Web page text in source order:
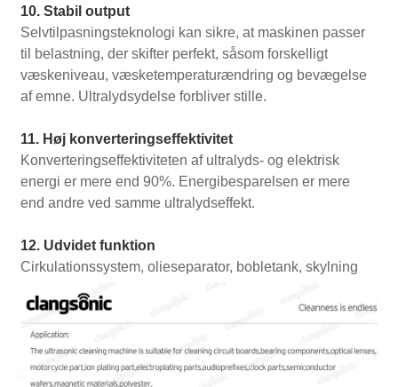
10. Stabil output
Selvtilpasningsteknologi kan sikre, at maskinen passer
til belastning, der skifter perfekt, såsom forskelligt
væskeniveau, væsketemperaturændring og bevægelse
af emne. Ultralydsydelse forbliver stille.
11. Høj konverteringseffektivitet
Konverteringseffektiviteten af ​​ultralyds- og elektrisk
energi er mere end 90%. Energibesparelsen er mere
end andre ved samme ultralydseffekt.
12. Udvidet funktion
Cirkulationssystem, olieseparator, bobletank, skylning